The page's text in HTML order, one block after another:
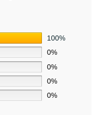
100%
0%
0%
0%
0%